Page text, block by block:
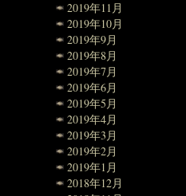
2019年11月
2019年10月
2019年9月
2019年8月
2019年7月
2019年6月
2019年5月
2019年4月
2019年3月
2019年2月
2019年1月
2018年12月